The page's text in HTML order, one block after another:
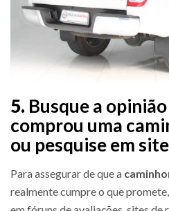
5. Busque a
comprou uma
ou pesquise em
Para assegurar de que a
realmente cumpre o que